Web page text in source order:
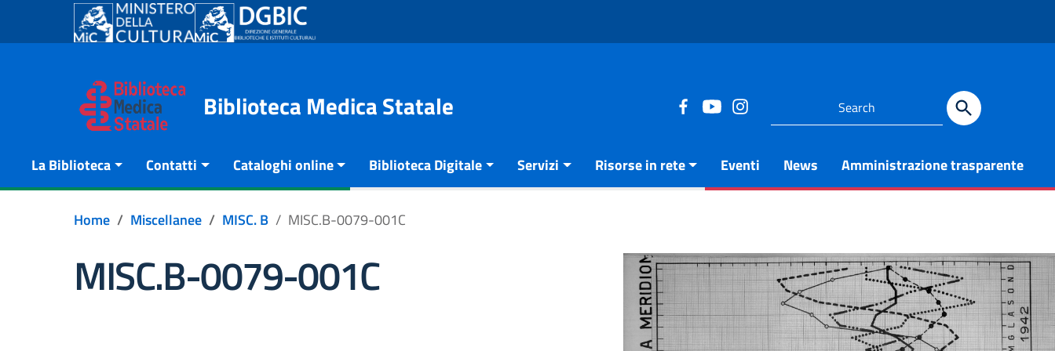
Go to content
Go to the navigation menu
Biblioteca Medica Statale
La Biblioteca Contatti Cataloghi online Biblioteca Digitale Servizi Risorse in rete Eventi News Amministrazione trasparente
Home Miscellanee MISC. B MISC.B-0079-001C
MISC.B-0079-001C